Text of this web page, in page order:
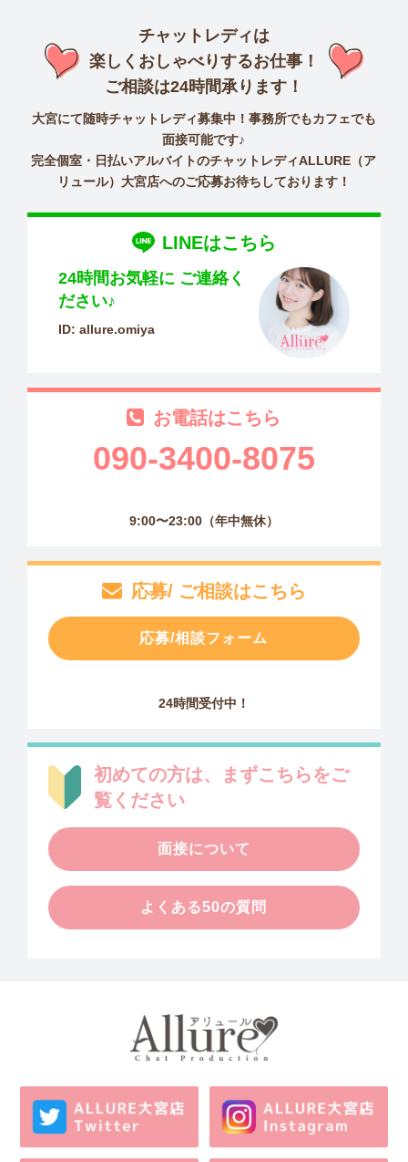
チャットレディは
楽しくおしゃべりするお仕事！
ご相談は24時間承ります！
大宮にて随時チャットレディ募集中！事務所でもカフェでも
面接可能です♪
完全個室・日払いアルバイトのチャットレディALLURE（ア
リュール）大宮店へのご応募お待ちしております！
LINEはこちら
24時間お気軽に ご連絡く
ださい♪
ID: allure.omiya
お電話はこちら
090-3400-8075
9:00〜23:00（年中無休）
応募/ ご相談はこちら
応募/相談フォーム
24時間受付中！
初めての方は、まずこちらをご
覧ください
面接について
よくある50の質問